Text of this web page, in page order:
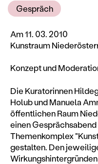
Gespräch
Am 11. 03. 2010
Kunstraum
Konzept und
Die Kuratorinnen
Holub und Manuela
öffentlichen Raum
einen
Themenkomplex
gestalten. Den